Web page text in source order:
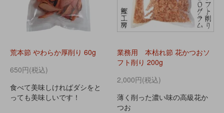
荒本節 やわらか厚削り 60g
650円(税込)
食べて美味しければダシをと
っても美味しいです！
業務用 本枯れ節 花かつおソ
フト削り 200g
2,000円(税込)
薄く削った濃い味の高級花か
つお